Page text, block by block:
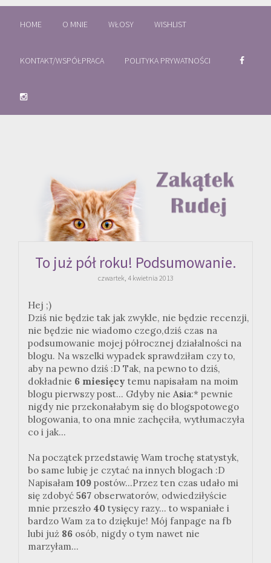
HOME O MNIE WŁOSY WISHLIST
KONTAKT/WSPÓŁPRACA POLITYKA PRYWATNOŚCI
To już pół roku! Podsumowanie.
czwartek, 4 kwietnia 2013
Hej ;)
Dziś nie będzie tak jak zwykle, nie będzie recenzji,
nie będzie nie wiadomo czego,dziś czas na
podsumowanie mojej półrocznej działalności na
blogu. Na wszelki wypadek sprawdziłam czy to,
aby na pewno dziś :D Tak, na pewno to dziś,
dokładnie 6 miesięcy temu napisałam na moim
blogu pierwszy post... Gdyby nie Asia:* pewnie
nigdy nie przekonałabym się do blogspotowego
blogowania, to ona mnie zachęciła, wytłumaczyła
co i jak...
Na początek przedstawię Wam trochę statystyk,
bo same lubię je czytać na innych blogach :D
Napisałam 109 postów...Przez ten czas udało mi
się zdobyć 567 obserwatorów, odwiedziłyście
mnie przeszło 40 tysięcy razy... to wspaniałe i
bardzo Wam za to dziękuje! Mój fanpage na fb
lubi już 86 osób, nigdy o tym nawet nie
marzyłam...